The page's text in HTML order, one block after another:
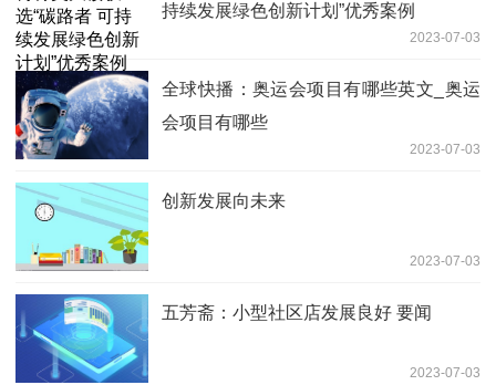
持续发展绿色创新计划”优秀案例
2023-07-03
全球快播：奥运会项目有哪些英文_奥运
会项目有哪些
2023-07-03
创新发展向未来
2023-07-03
五芳斋：小型社区店发展良好 要闻
2023-07-03